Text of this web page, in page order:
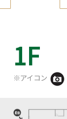
1F
※アイコン